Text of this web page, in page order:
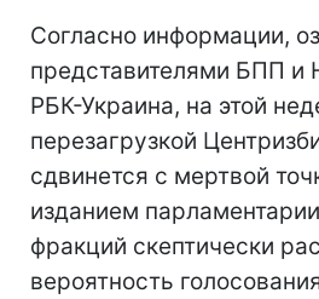
Согласно информации,
представителями БПП и
РБК-Украина, на этой
перезагрузкой
сдвинется с мертвой
изданием
фракций скептически
вероятность